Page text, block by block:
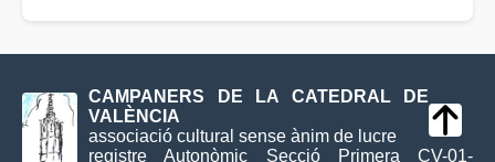
CAMPANERS DE LA CATEDRAL DE
VALÈNCIA
associació cultural sense ànim de lucre
registre Autonòmic Secció Primera CV-01-